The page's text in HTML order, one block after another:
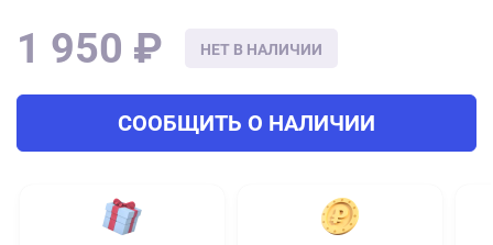
НЕТ В НАЛИЧИИ
1 950 ₽
СООБЩИТЬ О НАЛИЧИИ